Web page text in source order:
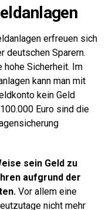
erfreuen sich
deutschen Sparern.
Sicherheit. Im
kann man mit
kein Geld
Euro sind die
sein Geld zu
aufgrund der
Vor allem eine
nicht mehr